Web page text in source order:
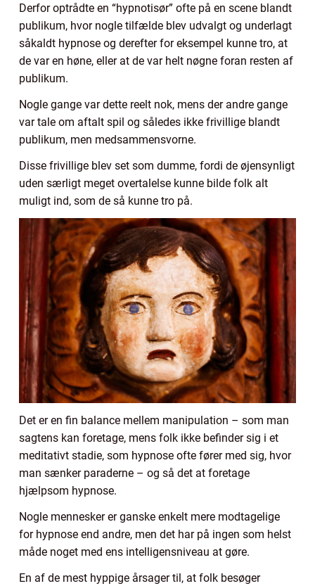
Derfor optrådte en “hypnotisør” ofte på en scene blandt
publikum, hvor nogle tilfælde blev udvalgt og underlagt
såkaldt hypnose og derefter for eksempel kunne tro, at
de var en høne, eller at de var helt nøgne foran resten af
publikum.
Nogle gange var dette reelt nok, mens der andre gange
var tale om aftalt spil og således ikke frivillige blandt
publikum, men medsammensvorne.
Disse frivillige blev set som dumme, fordi de øjensynligt
uden særligt meget overtalelse kunne bilde folk alt
muligt ind, som de så kunne tro på.
Det er en fin balance mellem manipulation – som man
sagtens kan foretage, mens folk ikke befinder sig i et
meditativt stadie, som hypnose ofte fører med sig, hvor
man sænker paraderne – og så det at foretage
hjælpsom hypnose.
Nogle mennesker er ganske enkelt mere modtagelige
for hypnose end andre, men det har på ingen som helst
måde noget med ens intelligensniveau at gøre.
En af de mest hyppige årsager til, at folk besøger